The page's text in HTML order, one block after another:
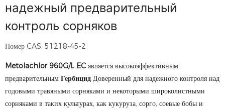
надежный предварительный
контроль сорняков
Номер CAS: 51218-45-2
Metolachlor 960G/L EC является высокоэффективным
предварительным Гербицид Доверенный для надежного контроля над
годовыми травяными сорняками и некоторыми широколистными
сорняками в таких культурах, как кукуруза, сорго, соевые бобы и